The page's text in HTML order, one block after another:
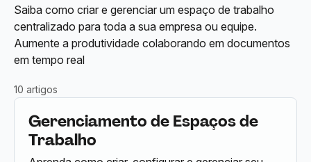
Saiba como criar e gerenciar um espaço de trabalho
centralizado para toda a sua empresa ou equipe.
Aumente a produtividade colaborando em documentos
em tempo real
10 artigos
Gerenciamento de Espaços de
Trabalho